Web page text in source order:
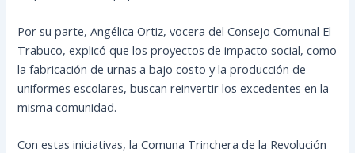
Por su parte, Angélica Ortiz, vocera del Consejo Comunal El
Trabuco, explicó que los proyectos de impacto social, como
la fabricación de urnas a bajo costo y la producción de
uniformes escolares, buscan reinvertir los excedentes en la
misma comunidad.
Con estas iniciativas, la Comuna Trinchera de la Revolución